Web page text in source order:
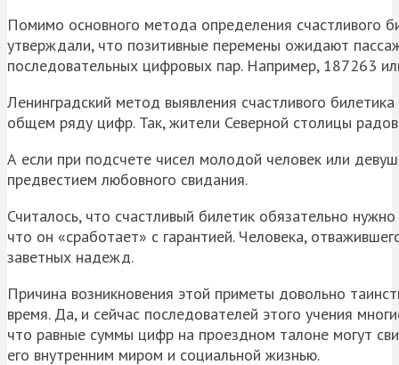
Помимо основного метода определения счастливого
утверждали, что позитивные перемены ожидают
последовательных цифровых пар. Например, 187263
Ленинградский метод выявления счастливого
общем ряду цифр. Так, жители Северной столицы
А если при подсчете чисел молодой человек или
предвестием любовного свидания.
Считалось, что счастливый билетик обязательно
что он «сработает» с гарантией. Человека,
заветных надежд.
Причина возникновения этой приметы довольно
время. Да, и сейчас последователей этого учения
что равные суммы цифр на проездном талоне могут
его внутренним миром и социальной жизнью.